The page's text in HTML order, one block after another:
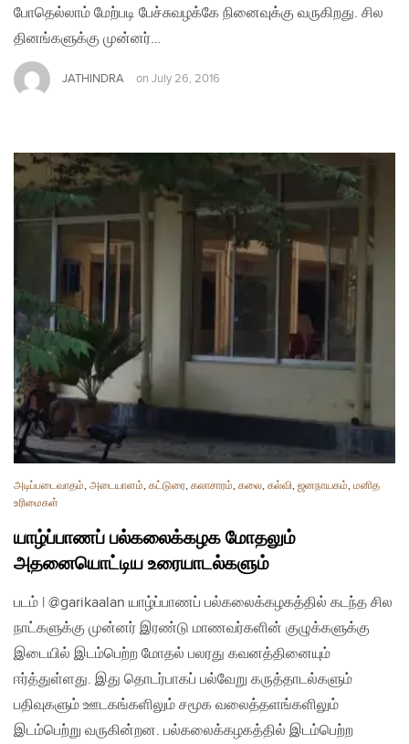
போதெல்லாம் மேற்படி பேச்சுவழக்கே நினைவுக்கு வருகிறது. சில
தினங்களுக்கு முன்னர்…
JATHINDRA on July 26, 2016
அடிப்படைவாதம், அடையாளம், கட்டுரை, கலாசாரம், கலை, கல்வி, ஜனநாயகம், மனித
உரிமைகள்
யாழ்ப்பாணப் பல்கலைக்கழக மோதலும்
அதனையொட்டிய‌ உரையாடல்களும்
படம் | @garikaalan யாழ்ப்பாணப் பல்கலைக்கழகத்தில் கடந்த சில
நாட்களுக்கு முன்னர் இரண்டு மாணவர்களின் குழுக்களுக்கு
இடையில் இடம்பெற்ற மோதல் பலரது கவனத்தினையும்
ஈர்த்துள்ளது. இது தொடர்பாகப் பல்வேறு கருத்தாடல்களும்
பதிவுகளும் ஊடகங்களிலும் சமூக வலைத்தளங்களிலும்
இடம்பெற்று வருகின்றன. பல்கலைக்கழகத்தில் இடம்பெற்ற